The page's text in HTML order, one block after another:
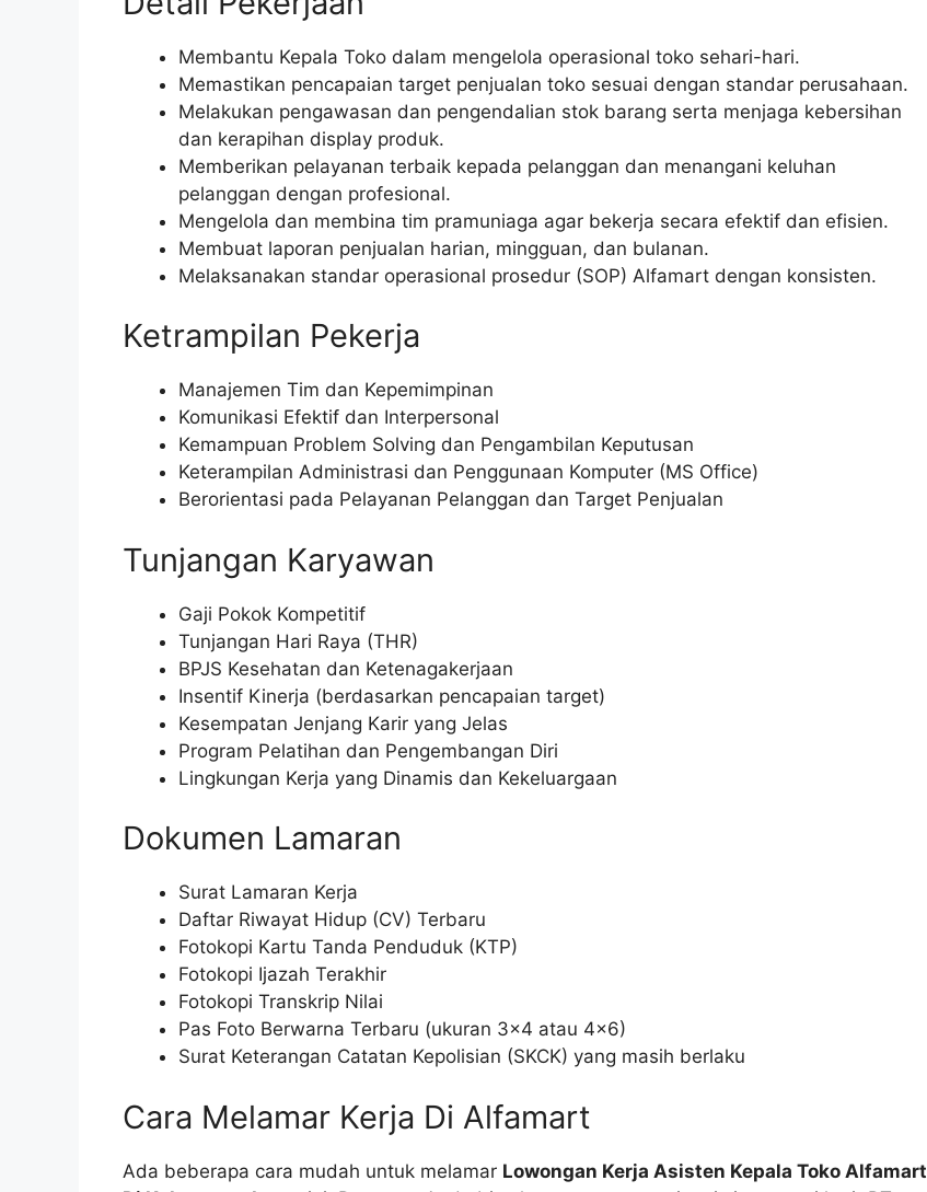
Membantu Kepala Toko dalam mengelola operasional toko sehari-hari.
Memastikan pencapaian target penjualan toko sesuai dengan standar perusahaan.
Melakukan pengawasan dan pengendalian stok barang serta menjaga kebersihan
dan kerapihan display produk.
Memberikan pelayanan terbaik kepada pelanggan dan menangani keluhan
pelanggan dengan profesional.
Mengelola dan membina tim pramuniaga agar bekerja secara efektif dan efisien.
Membuat laporan penjualan harian, mingguan, dan bulanan.
Melaksanakan standar operasional prosedur (SOP) Alfamart dengan konsisten.
Ketrampilan Pekerja
Manajemen Tim dan Kepemimpinan
Komunikasi Efektif dan Interpersonal
Kemampuan Problem Solving dan Pengambilan Keputusan
Keterampilan Administrasi dan Penggunaan Komputer (MS Office)
Berorientasi pada Pelayanan Pelanggan dan Target Penjualan
Tunjangan Karyawan
Gaji Pokok Kompetitif
Tunjangan Hari Raya (THR)
BPJS Kesehatan dan Ketenagakerjaan
Insentif Kinerja (berdasarkan pencapaian target)
Kesempatan Jenjang Karir yang Jelas
Program Pelatihan dan Pengembangan Diri
Lingkungan Kerja yang Dinamis dan Kekeluargaan
Dokumen Lamaran
Surat Lamaran Kerja
Daftar Riwayat Hidup (CV) Terbaru
Fotokopi Kartu Tanda Penduduk (KTP)
Fotokopi Ijazah Terakhir
Fotokopi Transkrip Nilai
Pas Foto Berwarna Terbaru (ukuran 3×4 atau 4×6)
Surat Keterangan Catatan Kepolisian (SKCK) yang masih berlaku
Cara Melamar Kerja Di Alfamart
Ada beberapa cara mudah untuk melamar Lowongan Kerja Asisten Kepala Toko Alfamart